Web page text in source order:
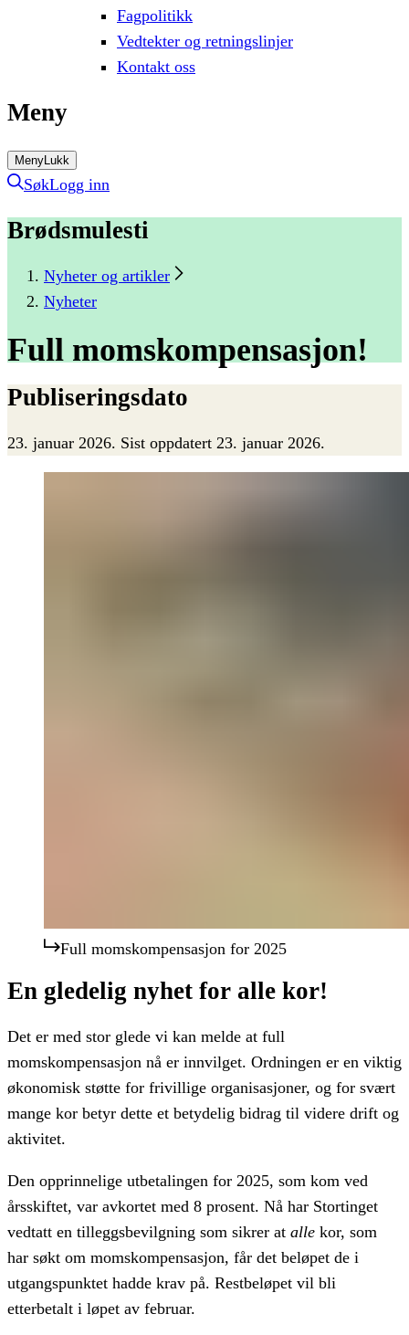
Fagpolitikk
Vedtekter og retningslinjer
Kontakt oss
Meny
MenyLukk
SøkLogg inn
Brødsmulesti
Nyheter og artikler
Nyheter
Full momskompensasjon!
Publiseringsdato
23. januar 2026. Sist oppdatert 23. januar 2026.
Full momskompensasjon for 2025
En gledelig nyhet for alle kor!
Det er med stor glede vi kan melde at full
momskompensasjon nå er innvilget. Ordningen er en viktig
økonomisk støtte for frivillige organisasjoner, og for svært
mange kor betyr dette et betydelig bidrag til videre drift og
aktivitet.
Den opprinnelige utbetalingen for 2025, som kom ved
årsskiftet, var avkortet med 8 prosent. Nå har Stortinget
vedtatt en tilleggsbevilgning som sikrer at alle kor, som
har søkt om momskompensasjon, får det beløpet de i
utgangspunktet hadde krav på. Restbeløpet vil bli
etterbetalt i løpet av februar.